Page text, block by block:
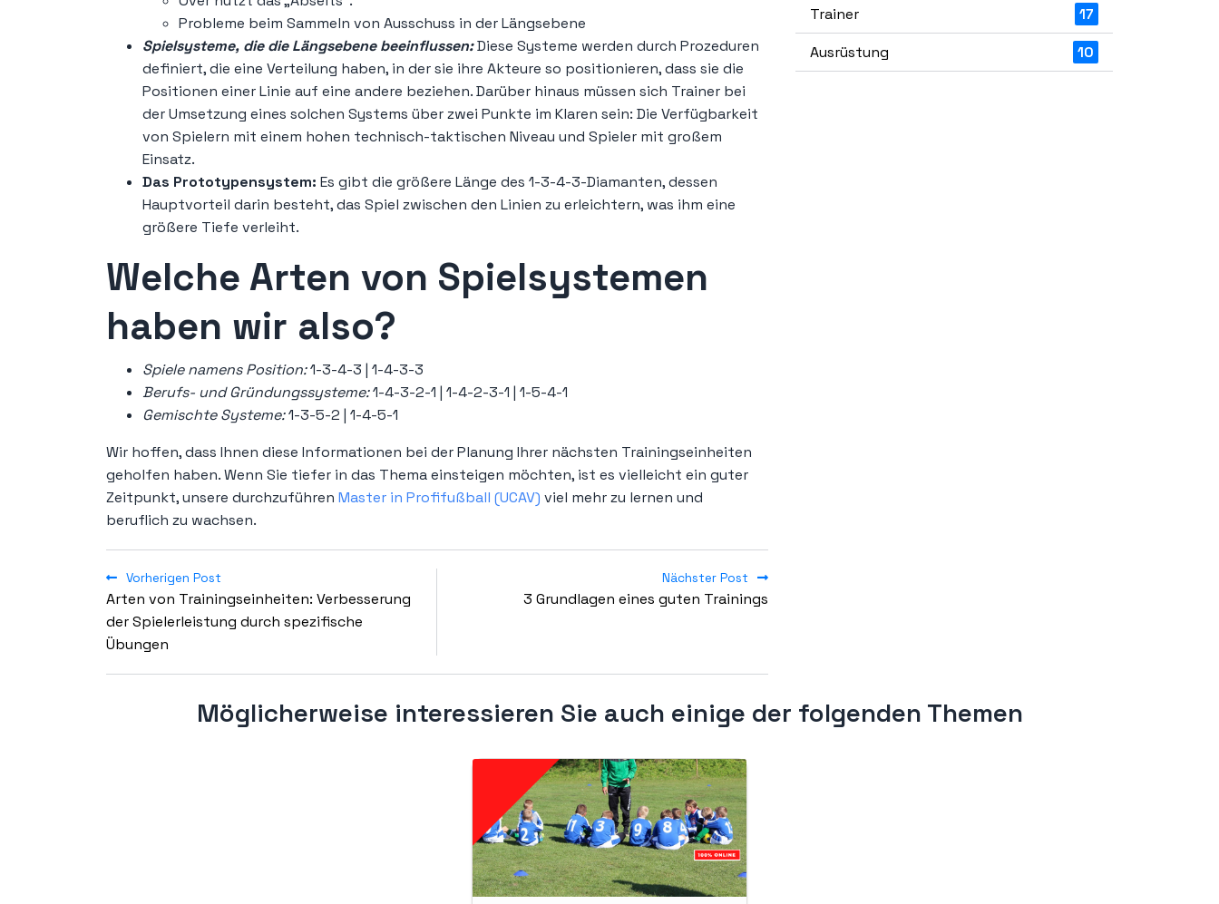
Probleme beim Sammeln von Ausschuss in der Längsebene
Spielsysteme, die die Längsebene beeinflussen:Diese Systeme werden durch Prozeduren
definiert, die eine Verteilung haben, in der sie ihre Akteure so positionieren, dass sie die
Positionen einer Linie auf eine andere beziehen. Darüber hinaus müssen sich Trainer bei
der Umsetzung eines solchen Systems über zwei Punkte im Klaren sein: Die Verfügbarkeit
von Spielern mit einem hohen technisch-taktischen Niveau und Spieler mit großem
Einsatz.
Das Prototypensystem: Es gibt die größere Länge des 1-3-4-3-Diamanten, dessen
Hauptvorteil darin besteht, das Spiel zwischen den Linien zu erleichtern, was ihm eine
größere Tiefe verleiht.
Welche Arten von Spielsystemen
haben wir also?
Spiele namens Position:1-3-4-3 | 1-4-3-3
Berufs- und Gründungssysteme:1-4-3-2-1 | 1-4-2-3-1 | 1-5-4-1
Gemischte Systeme:1-3-5-2 | 1-4-5-1
Wir hoffen, dass Ihnen diese Informationen bei der Planung Ihrer nächsten Trainingseinheiten
geholfen haben. Wenn Sie tiefer in das Thema einsteigen möchten, ist es vielleicht ein guter
Zeitpunkt, unsere durchzuführen Master in Profifußball (UCAV) viel mehr zu lernen und
beruflich zu wachsen.
Vorherigen Post
Arten von Trainingseinheiten: Verbesserung
der Spielerleistung durch spezifische
Übungen
Nächster Post
3 Grundlagen eines guten Trainings
Trainer
17
Ausrüstung
10
Möglicherweise interessieren Sie auch einige der folgenden Themen